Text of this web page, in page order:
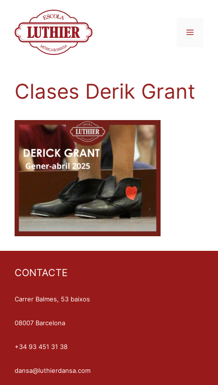
Clases Derik Grant
CONTACTE
Carrer Balmes, 53 baixos
08007 Barcelona
+34 93 451 31 38
dansa@luthierdansa.com